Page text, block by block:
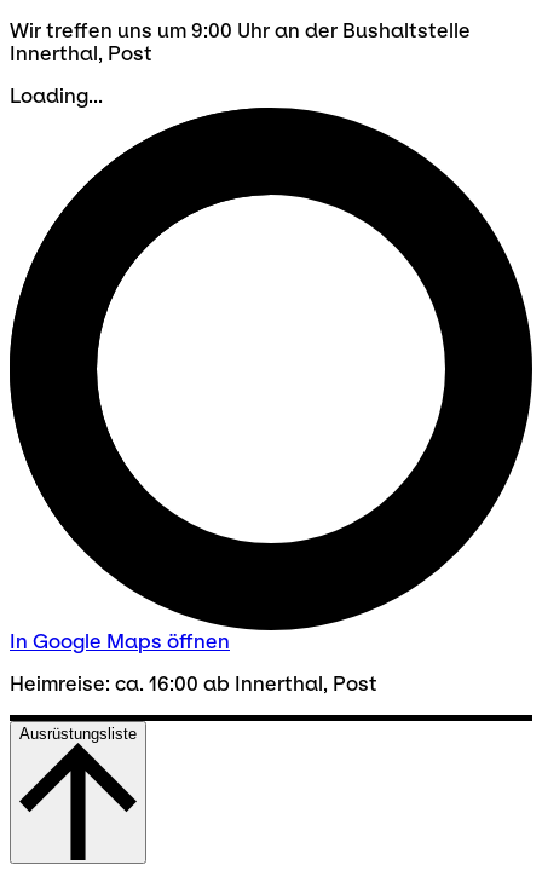
Wir treffen uns um 9:00 Uhr an der Bushaltstelle
Innerthal, Post
Loading...
In Google Maps öffnen
Heimreise: ca. 16:00 ab Innerthal, Post
Ausrüstungsliste